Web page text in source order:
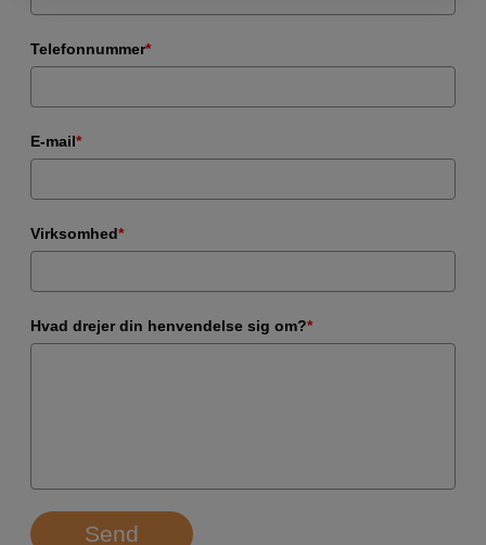
Telefonnummer*
E-mail*
Virksomhed*
Hvad drejer din henvendelse sig om?*
Send